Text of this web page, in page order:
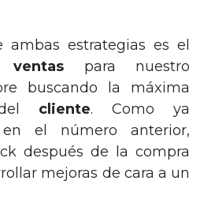
ambas estrategias es el
ventas para nuestro
buscando la máxima
cliente. Como ya
en el número anterior,
después de la compra
mejoras de cara a un